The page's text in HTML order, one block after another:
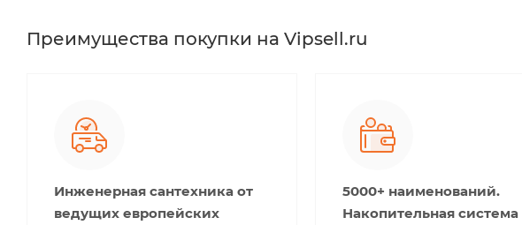
Преимущества покупки на Vipsell.ru
Инженерная сантехника от
ведущих европейских
5000+ наименований.
Накопительная система